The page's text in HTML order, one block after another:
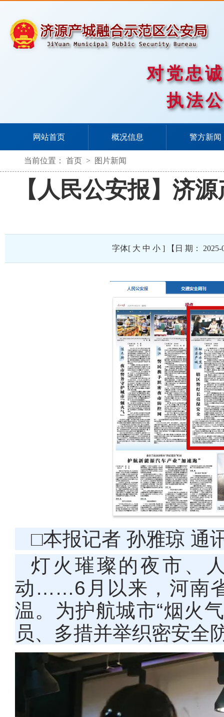
对党忠
执法
网站首页 概况信息 警方新闻
当前位置： 首页 > 图片新闻
【人民公安报】济
字体[ 大 中 小 ] 【日 期：
□本报记者 孙雅琼 通
灯火璀璨的夜市、
动 ……6月以来，河南
温。为护航城市“烟火
员、多措并举织密安全